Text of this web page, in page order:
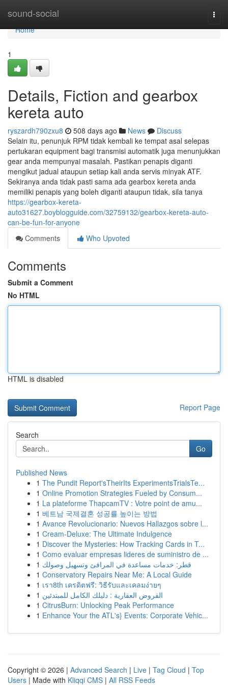
sound-social
Home
Home
1
Details, Fiction and gearbox
kereta auto
ryszardh790zxu8 508 days ago News
Discuss
Selain itu, penunjuk RPM tidak kembali ke tempat asal selepas
pertukaran equipment bagi transmisi automatik juga menunjukkan
gear anda mempunyai masalah. Pastikan penapis diganti
mengikut jadual ataupun setiap kali anda servis minyak ATF.
Sekiranya anda tidak pasti sama ada gearbox kereta anda
memiliki penapis yang boleh diganti ataupun tidak, sila tanya
https://gearbox-kereta-
auto31627.boyblogguide.com/32759132/gearbox-kereta-auto-
can-be-fun-for-anyone
Comments
Who Upvoted
Comments
Submit a Comment
No HTML
HTML is disabled
Report Page
Search
Go
Published News
1 The Pundit Report'sTheirIts ExperimentsTrialsTe...
1 Online Promotion Strategies Fueled by Consum...
1 La plateforme ThapcamTV : Votre point de amu...
1 베트남 국제결혼 성공률 높이는 방법
1 Avance Revolucionario: Nuevos Hallazgos sobre l...
1 Cream-Deluxe: The Ultimate Indulgence
1 Discover the Mysteries: How Tracking Cards in T...
1 Como evaluar empresas lideres de suministro de ...
1 قطر: خدمات مساعدة في المرافئ وتسهيل وصولك
1 Conservatory Repairs Near Me: A Local Guide
1 เรา8th เครดิตฟรี: วิธีรับและเคลมง่ายๆ
1 القروض العقارية : دليلك الكامل للمبتدئين
1 CitrusBurn: Unlocking Peak Performance
1 Enhance Your the ATL's} Events: Corporate Vehic...
Copyright © 2026 | Advanced Search | Live | Tag Cloud | Top
Users | Made with Kliqqi CMS | All RSS Feeds